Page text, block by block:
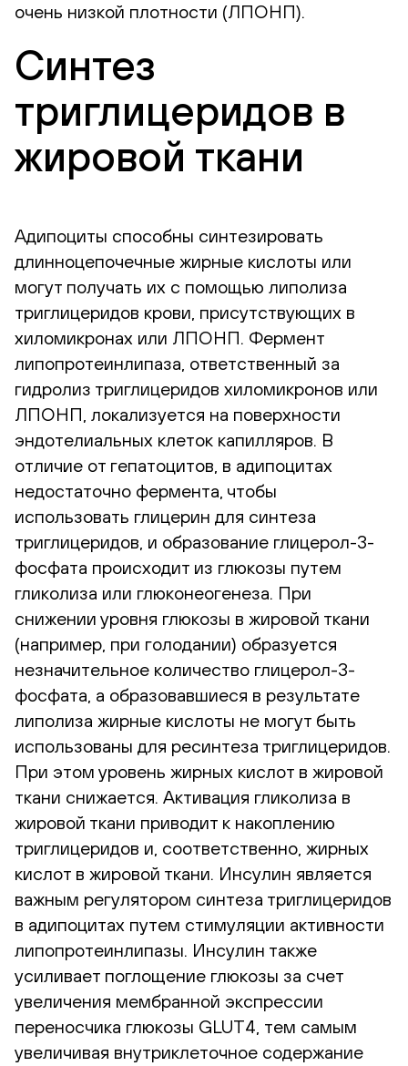
очень низкой плотности (ЛПОНП).
Синтез
триглицеридов в
жировой ткани
Адипоциты способны синтезировать
длинноцепочечные жирные кислоты или
могут получать их с помощью липолиза
триглицеридов крови, присутствующих в
хиломикронах или ЛПОНП. Фермент
липопротеинлипаза, ответственный за
гидролиз триглицеридов хиломикронов или
ЛПОНП, локализуется на поверхности
эндотелиальных клеток капилляров. В
отличие от гепатоцитов, в адипоцитах
недостаточно фермента, чтобы
использовать глицерин для синтеза
триглицеридов, и образование глицерол-3-
фосфата происходит из глюкозы путем
гликолиза или глюконеогенеза. При
снижении уровня глюкозы в жировой ткани
(например, при голодании) образуется
незначительное количество глицерол-3-
фосфата, а образовавшиеся в результате
липолиза жирные кислоты не могут быть
использованы для ресинтеза триглицеридов.
При этом уровень жирных кислот в жировой
ткани снижается. Активация гликолиза в
жировой ткани приводит к накоплению
триглицеридов и, соответственно, жирных
кислот в жировой ткани. Инсулин является
важным регулятором синтеза триглицеридов
в адипоцитах путем стимуляции активности
липопротеинлипазы. Инсулин также
усиливает поглощение глюкозы за счет
увеличения мембранной экспрессии
переносчика глюкозы GLUT4, тем самым
увеличивая внутриклеточное содержание